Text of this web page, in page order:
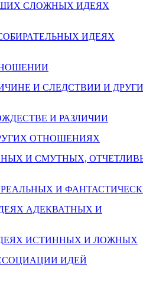
НАШИХ СЛОЖНЫХ ИДЕЯХ
О СОБИРАТЕЛЬНЫХ ИДЕЯХ
ПРИЧИНЕ И СЛЕДСТВИИ И
ТОЖДЕСТВЕ И РАЗЛИЧИИ
ДРУГИХ ОТНОШЕНИЯХ
О ЯСНЫХ И СМУТНЫХ,
РЕАЛЬНЫХ И
ИДЕЯХ АДЕКВАТНЫХ И
ИДЕЯХ ИСТИННЫХ И ЛОЖНЫХ
АССОЦИАЦИИ ИДЕЙ